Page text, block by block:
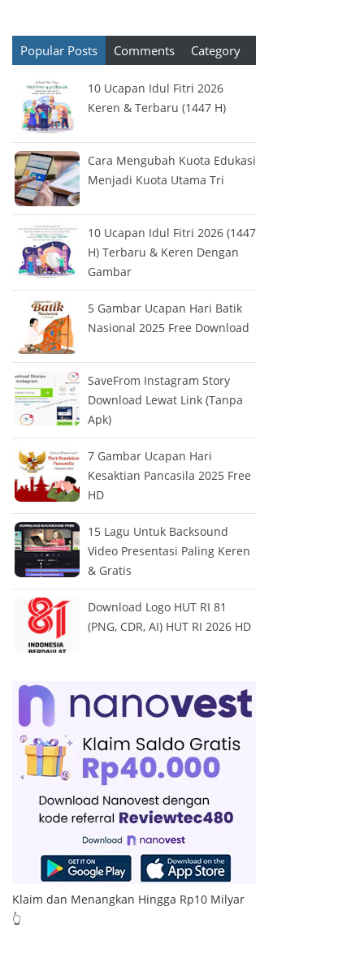
Popular Posts Comments Category
10 Ucapan Idul Fitri 2026
Keren & Terbaru (1447 H)
Cara Mengubah Kuota Edukasi
Menjadi Kuota Utama Tri
10 Ucapan Idul Fitri 2026 (1447
H) Terbaru & Keren Dengan
Gambar
5 Gambar Ucapan Hari Batik
Nasional 2025 Free Download
SaveFrom Instagram Story
Download Lewat Link (Tanpa
Apk)
7 Gambar Ucapan Hari
Kesaktian Pancasila 2025 Free
HD
15 Lagu Untuk Backsound
Video Presentasi Paling Keren
& Gratis
Download Logo HUT RI 81
(PNG, CDR, AI) HUT RI 2026 HD
Klaim dan Menangkan Hingga Rp10 Milyar
👆